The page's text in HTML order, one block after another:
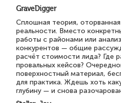
GraveDigger
Сплошная теория,
реальности. Вместо
работы с районами или
конкурентов — общие
расчёт стоимости лида? Где
провальных кейсов?
поверхностный материал,
для практика. Ждешь хоть
глубину — и снова